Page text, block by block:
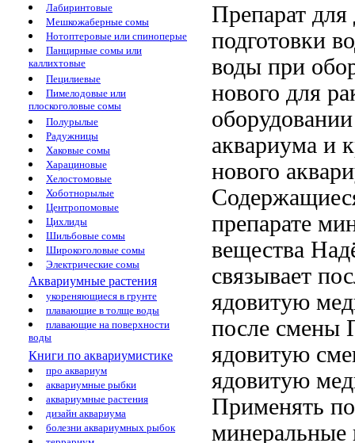
Лабиринтовые
Мешкожаберные сомы
Нотоптеровые или спиноперые
Панцирные сомы или
каллихтовые
Пецилиевые
Пимелодовые или
плоскоголовые сомы
Полурылые
Радужницы
Хаковые сомы
Харациновые
Хелостомовые
Хоботнорылые
Центропомовые
Цихлиды
Шильбовые сомы
Широкоголовые сомы
Электрические сомы
Аквариумные растения
укореняющиеся в грунте
плавающие в толще воды
плавающие на поверхности
воды
Книги по аквариумистике
про аквариум
аквариумные рыбки
аквариумные растения
дизайн аквариума
болезни аквариумных рыбок
Препарат для
подготовки
воды при
нового для
аквариума и
нового
препарате
вещества
связывает
ядовитую
после смены
ядовитую
ядовитую
Применять
минеральные